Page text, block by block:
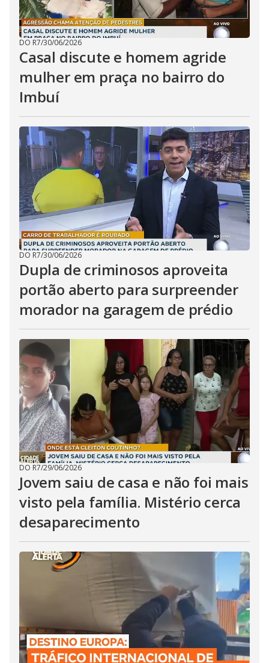
DO R7/30/06/2026
Casal discute e homem agride
mulher em praça no bairro do
Imbuí
DO R7/30/06/2026
Dupla de criminosos aproveita
portão aberto para surpreender
morador na garagem de prédio
DO R7/29/06/2026
Jovem saiu de casa e não foi mais
visto pela família. Mistério cerca
desaparecimento